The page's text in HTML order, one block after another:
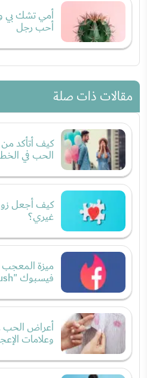
أمي تشك بي
أحب رجل
مقالات ذات صلة
كيف أتأكد
الحب في
كيف أجعل
غيري؟
ميزة المعجب
فيسبوك "Secret Crush"
أعراض الحب
وعلامات